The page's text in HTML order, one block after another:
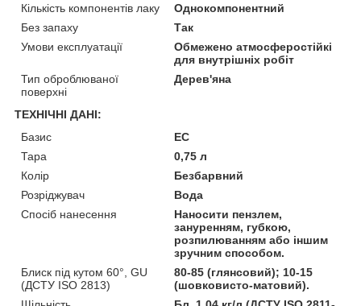
Кількість компонентів лаку
Однокомпонентний
Без запаху
Так
Умови експлуатації
Обмежено атмосферостійкі
для внутрішніх робіт
Тип оброблюваної
поверхні
Дерев'яна
ТЕХНІЧНІ ДАНІ:
Базис
EC
Тара
0,75 л
Колір
Безбарвний
Розріджувач
Вода
Спосіб нанесення
Наносити пензлем,
зануренням, губкою,
розпилюванням або іншим
зручним способом.
Блиск під кутом 60°, GU
(ДСТУ ISO 2813)
80-85 (глянсовий); 10-15
(шовковисто-матовий).